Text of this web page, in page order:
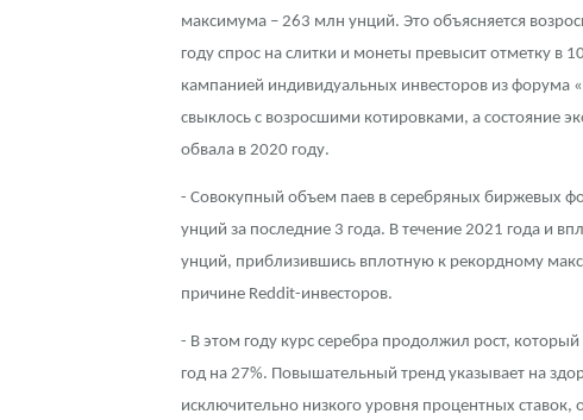
Флот: ледоколы и корабли
Жетоны "Необыкновенные обитатели глубин"
Ювелирные изделия
Золотая карманная галерея
Наборы подарочных и коллекционных монет
Монеты и жетоны из недрагоценных металлов
Политика конфиденциальности
Политика использования Cookies
Положение по обработке и защите персональных данных
максимума – 263 млн унций. Это объясняется
году спрос на слитки и монеты превысит отметку в
кампанией индивидуальных инвесторов из форума
свыклось с возросшими котировками, а состояние
обвала в 2020 году.
- Совокупный объем паев в серебряных биржевых
унций за последние 3 года. В течение 2021 года и
унций, приблизившись вплотную к рекордному
причине Reddit-инвесторов.
- В этом году курс серебра продолжил рост,
год на 27%. Повышательный тренд указывает на
исключительно низкого уровня процентных